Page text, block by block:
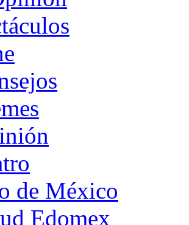
de México
Edomex